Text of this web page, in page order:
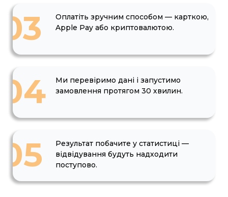
03
Оплатіть зручним способом — карткою,
Apple Pay або криптовалютою.
04
Ми перевіримо дані і запустимо
замовлення протягом 30 хвилин.
05
Результат побачите у статистиці —
відвідування будуть надходити
поступово.